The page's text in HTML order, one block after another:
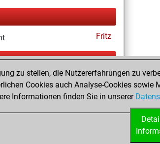
Fritz
Play
games
zu stellen, die Nutzererfahrungen zu
Cookies auch Analyse-Cookies sowie
Informationen finden Sie in unserer